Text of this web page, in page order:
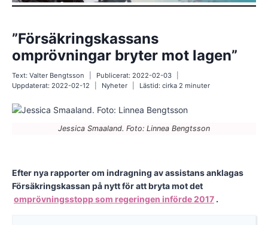
”Försäkringskassans
omprövningar bryter mot lagen”
Text: Valter Bengtsson Publicerat: 2022-02-03
Uppdaterat: 2022-02-12 Nyheter Lästid: cirka2minuter
Jessica Smaaland. Foto: Linnea Bengtsson
Efter nya rapporter om indragning av assistans anklagas
Försäkringskassan på nytt för att bryta mot det
omprövningsstopp som regeringen införde 2017 .